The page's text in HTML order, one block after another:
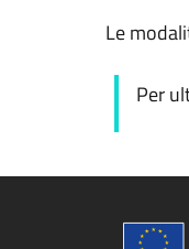
Le
Per